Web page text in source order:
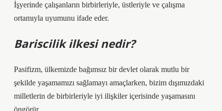
İşyerinde çalışanların birbirleriyle, üstleriyle ve çalışma
ortamıyla uyumunu ifade eder.
Bariscilik ilkesi nedir?
Pasifizm, ülkemizde bağımsız bir devlet olarak mutlu bir
şekilde yaşamamızı sağlamayı amaçlarken, bizim dışımızdaki
milletlerin de birbirleriyle iyi ilişkiler içerisinde yaşamasını
öngörür.